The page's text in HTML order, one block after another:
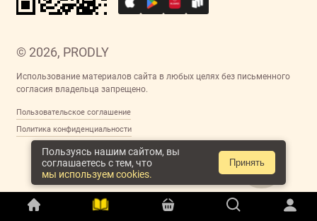
Пользуясь нашим сайтом, вы
соглашаетесь с тем, что
мы используем cookies.
Принять
© 2026, PRODLY
Использование материалов сайта в любых целях без письменного
согласия владельца запрещено.
Пользовательское соглашение
Политика конфиденциальности